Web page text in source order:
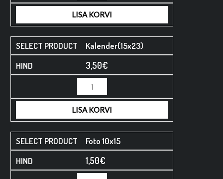
LISA KORVI
Kalender(15x23)
3,50€
LISA KORVI
Foto 10x15
1,50€